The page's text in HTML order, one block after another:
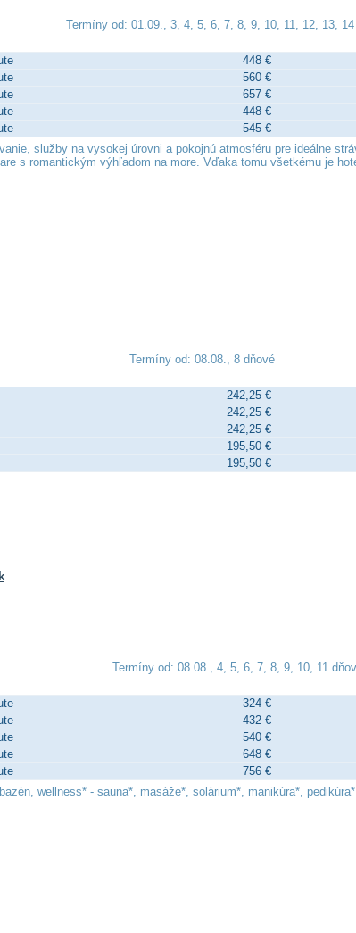
Termíny od: 01.09., 3, 4, 5, 6, 7, 8, 9, 10, 11, 12, 13, 14
448 €
560 €
657 €
448 €
545 €
služby na vysokej úrovni a pokojnú atmosféru pre ideálne
s romantickým výhľadom na more. Vďaka tomu všetkému je
Termíny od: 08.08., 8 dňové
242,25 €
242,25 €
242,25 €
195,50 €
195,50 €
Termíny od: 08.08., 4, 5, 6, 7, 8, 9, 10, 11
324 €
432 €
540 €
648 €
756 €
wellness* - sauna*, masáže*, solárium*, manikúra*,